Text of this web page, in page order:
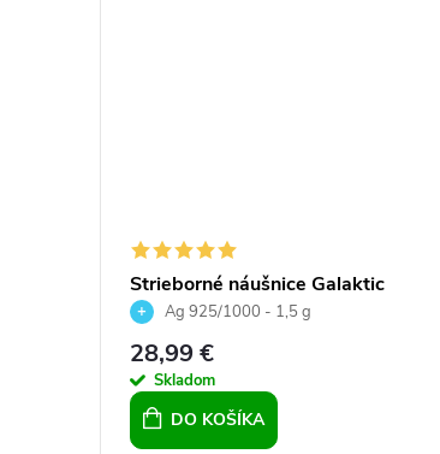
Strieborné náušnice Galaktic
PeridotAg 925/1000 - 1,5 g
28,99 €
Skladom
DO KOŠÍKA